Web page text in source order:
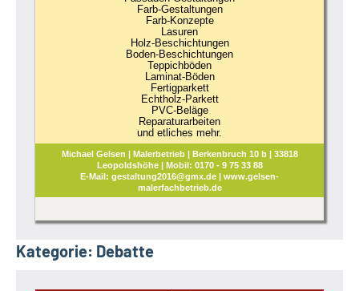
Farb-Gestaltungen
Farb-Konzepte
Lasuren
Holz-Beschichtungen
Boden-Beschichtungen
Teppichböden
Laminat-Böden
Fertigparkett
Echtholz-Parkett
PVC-Beläge
Reparaturarbeiten
und etliches mehr.
Michael Gelsen | Malerbetrieb | Berkenbruch 10 b | 33818
Leopoldshöhe | Mobil: 0170 - 9 75 33 88
E-Mail: gestaltung2016@gmx.de | www.gelsen-
malerfachbetrieb.de
Kategorie: Debatte